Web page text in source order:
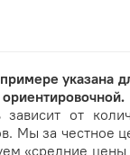
указана
ориентировочной.
зависит от
Мы за честное
«средние цены